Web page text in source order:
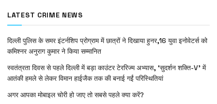
LATEST CRIME NEWS
दिल्ली पुलिस के समर इंटर्नशिप प्रोग्राम में छात्रों ने दिखाया हुनर,16 युवा इनोवेटर्स को
कमिश्नर अनुराग कुमार ने किया सम्मानित
स्वतंत्रता दिवस से पहले दिल्ली में बड़ा काउंटर टेररिज्म अभ्यास, ‘सुदर्शन शक्ति-V’ में
आतंकी हमले से लेकर विमान हाईजैक तक की बनाई गईं परिस्थितियां
अगर आपका मोबाइल चोरी हो जाए तो सबसे पहले क्या करें?